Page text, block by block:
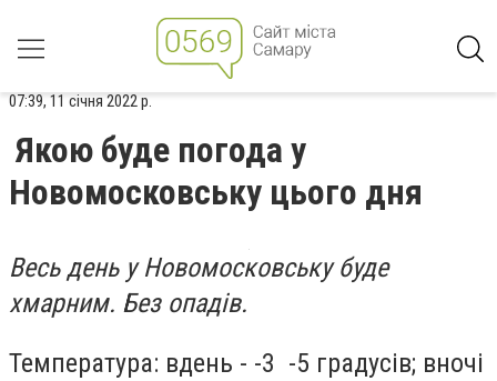
07:39, 11 січня 2022 р.
Якою буде погода у
Новомосковську цього дня
Весь день у Новомосковську буде
хмарним. Без опадів.
Температура: вдень - -3 -5 градусів; вночі